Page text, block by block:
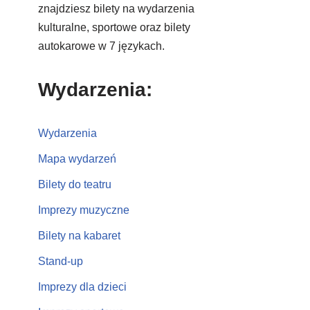
znajdziesz bilety na wydarzenia
kulturalne, sportowe oraz bilety
autokarowe w 7 językach.
Wydarzenia:
Wydarzenia
Mapa wydarzeń
Bilety do teatru
Imprezy muzyczne
Bilety na kabaret
Stand-up
Imprezy dla dzieci